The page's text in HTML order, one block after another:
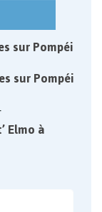
sur Pompéi
sur Pompéi
Elmo à